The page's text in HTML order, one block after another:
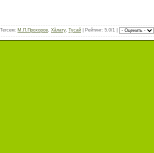
Тегсем: М.П.Прохоров, Хăлату, Тусай Рейтинг: 5.0/1 |